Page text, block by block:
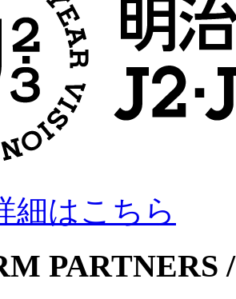
細はこちら
PARTNERS